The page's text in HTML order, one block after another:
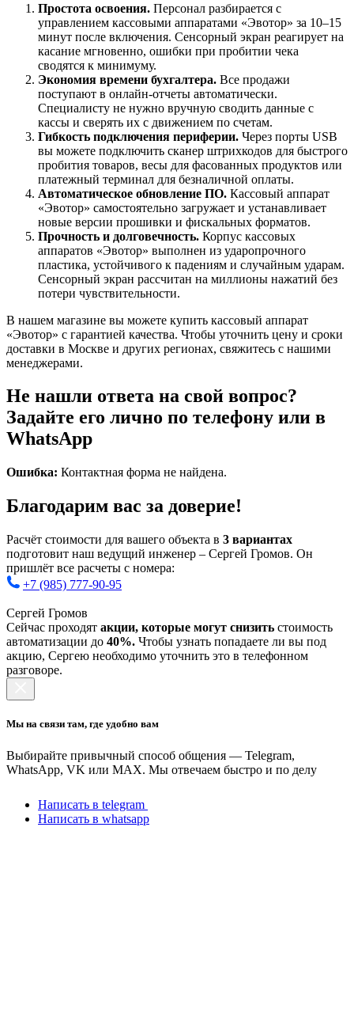
Простота освоения. Персонал разбирается с
управлением кассовыми аппаратами «Эвотор» за 10–15
минут после включения. Сенсорный экран реагирует на
касание мгновенно, ошибки при пробитии чека
сводятся к минимуму.
Экономия времени бухгалтера. Все продажи
поступают в онлайн-отчеты автоматически.
Специалисту не нужно вручную сводить данные с
кассы и сверять их с движением по счетам.
Гибкость подключения периферии. Через порты USB
вы можете подключить сканер штрихкодов для быстрого
пробития товаров, весы для фасованных продуктов или
платежный терминал для безналичной оплаты.
Автоматическое обновление ПО. Кассовый аппарат
«Эвотор» самостоятельно загружает и устанавливает
новые версии прошивки и фискальных форматов.
Прочность и долговечность. Корпус кассовых
аппаратов «Эвотор» выполнен из ударопрочного
пластика, устойчивого к падениям и случайным ударам.
Сенсорный экран рассчитан на миллионы нажатий без
потери чувствительности.
В нашем магазине вы можете купить кассовый аппарат
«Эвотор» с гарантией качества. Чтобы уточнить цену и сроки
доставки в Москве и других регионах, свяжитесь с нашими
менеджерами.
Не нашли ответа на свой вопрос?
Задайте его лично по телефону или в
WhatsApp
Ошибка: Контактная форма не найдена.
Благодарим вас за доверие!
Расчёт стоимости для вашего объекта в 3 вариантах
подготовит наш ведущий инженер – Сергей Громов. Он
пришлёт все расчеты с номера:
+7 (985) 777-90-95
Сергей Громов
Сейчас проходят акции, которые могут снизить стоимость
автоматизации до 40%. Чтобы узнать попадаете ли вы под
акцию, Сергею необходимо уточнить это в телефонном
разговоре.
Мы на связи там, где удобно вам
Выбирайте привычный способ общения — Telegram,
WhatsApp, VK или MAX. Мы отвечаем быстро и по делу
Написать в telegram
Написать в whatsapp